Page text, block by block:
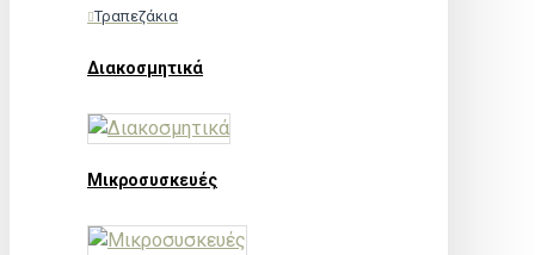
Τραπεζάκια
Διακοσμητικά
Μικροσυσκευές